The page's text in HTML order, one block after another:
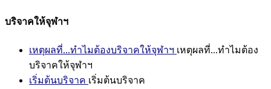
บริจาคให้จุฬาฯ
เหตุผลที่...ทำไมต้องบริจาคให้จุฬาฯ เหตุผลที่...ทำไมต้อง
บริจาคให้จุฬาฯ
เริ่มต้นบริจาค เริ่มต้นบริจาค